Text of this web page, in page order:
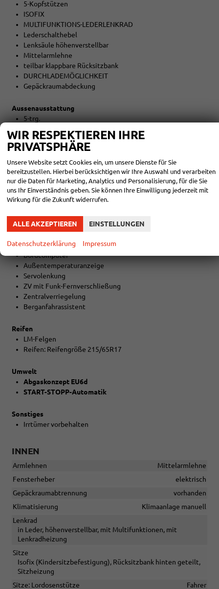
5-Kopfstützen
ISOFIX
MULTIFUNKTIONS-LEDERLENKRAD
Lederschalthebel
Lenksäule höhenverstellbar
Mittelarmlehne
teilbar klappbare Rücksitzbank
DURCHLADEMÖGLICHKEIT
Gepäckraumabdeckung
Aussenausstattung
5-trg.
Dachreling schwarz
Colorverglasung
Licht und Sicht
LED-SCHEINWERFER (VOLL)
LED-Tagfahrlicht
LED-Heckleuchten
6-Gang-Schaltgetriebe
Bordcomputer
Außentemperaturanzeige
Servolenkung
ZV mit Funk-Fernverschließung
Zentralverriegelung
Berganfahrassistent
Reifen
LM-Felgen
Reifen: Reifengröße 215/65R17
Umwelt
Abgaskonzept EU6d
START-STOPP-Automatik
Sonstiges
Irrtümer vorbehalten
INNEN
Armlehnen
Mittelarmlehne
Fensterheber
elektrisch
Gepäckraumabtrennung
vorhanden
Klimatisierung
Klimaanlage manuell
Lenkrad
in Leder, höhenverstellbar, mit Multifunktionen, mit
Lenkradheizung
Sitze
Isofix (Kindersitzbefestigung), Rücksitzbank hinten geteilt,
Sitzheizung
Sitze: Lordosenstütze
Fahrer
WIR RESPEKTIEREN IHRE
PRIVATSPHÄRE
Unsere Website setzt Cookies ein, um unsere Dienste für Sie
bereitzustellen. Hierbei berücksichtigen wir Ihre Auswahl und verarbeiten
nur die Daten für Marketing, Analytics und Personalisierung, für die Sie
uns Ihr Einverständnis geben. Sie können Ihre Einwilligung jederzeit mit
Wirkung für die Zukunft widerrufen.
ALLE AKZEPTIEREN EINSTELLUNGEN
Datenschutzerklärung Impressum